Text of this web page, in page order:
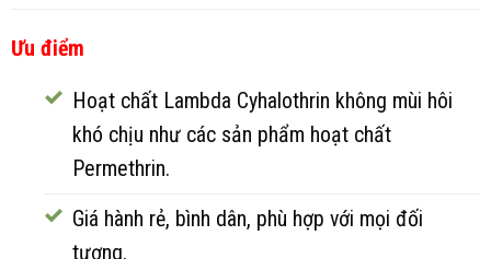
Ưu điểm
Hoạt chất Lambda Cyhalothrin không mùi hôi
khó chịu như các sản phẩm hoạt chất
Permethrin.
Giá hành rẻ, bình dân, phù hợp với mọi đối
tượng.